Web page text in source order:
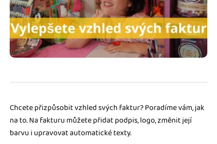
Katalog doplňků
Blog
mini akademie
Fakturační poradna
Chcete přizpůsobit vzhled svých faktur? Poradíme vám, jak
na to. Na fakturu můžete přidat podpis, logo, změnit její
barvu i upravovat automatické texty.